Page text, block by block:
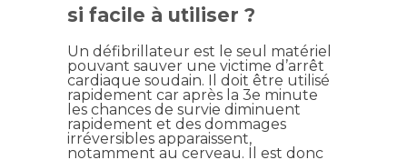
si facile à utiliser ?
Un défibrillateur est le seul matériel
pouvant sauver une victime d’arrêt
cardiaque soudain. Il doit être utilisé
rapidement car après la 3e minute
les chances de survie diminuent
rapidement et des dommages
irréversibles apparaissent,
notamment au cerveau. Il est donc